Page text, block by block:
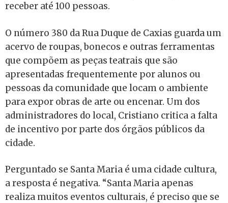
receber até 100 pessoas.
O número 380 da Rua Duque de Caxias guarda um
acervo de roupas, bonecos e outras ferramentas
que compõem as peças teatrais que são
apresentadas frequentemente por alunos ou
pessoas da comunidade que locam o ambiente
para expor obras de arte ou encenar. Um dos
administradores do local, Cristiano critica a falta
de incentivo por parte dos órgãos públicos da
cidade.
Perguntado se Santa Maria é uma cidade cultura,
a resposta é negativa. “Santa Maria apenas
realiza muitos eventos culturais, é preciso que se